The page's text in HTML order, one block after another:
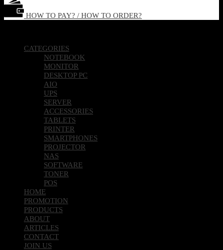
HOW TO PAY? / HOW TO ORDER?
CATEGORIES
NOTEBOOK
MONITOR
DESKTOP PC
AIO
UPS
SERVER
ACCESSORIES
TABLETS
PRINTER
SMARTPHONES
PROJECTOR
NAS
SOFTWARE
TONER
POS
HOME
PROMOTION
PRODUCTS
ABOUT
ARTICLES
CONTACT
JOIN US